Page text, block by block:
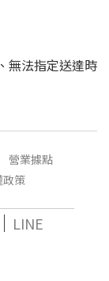
無法指定送達時
營業據點
政策
｜ LINE